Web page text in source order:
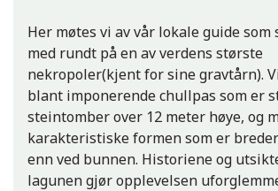
Her møtes vi av vår lokale guide som
med rundt på en av verdens største
nekropoler(kjent for sine gravtårn).
blant imponerende chullpas som er
steintomber over 12 meter høye, og
karakteristiske formen som er
enn ved bunnen. Historiene og
lagunen gjør opplevelsen